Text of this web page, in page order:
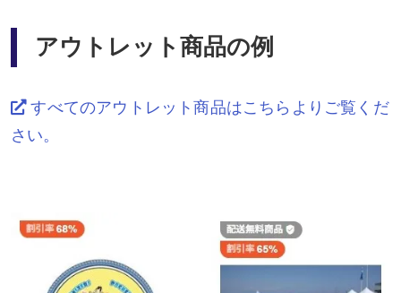
アウトレット商品の例
すべてのアウトレット商品はこちらよりご覧くだ
さい。